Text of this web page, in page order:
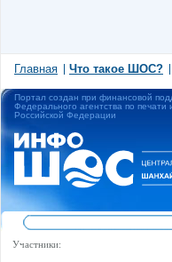
Главная Что такое ШОС?
Портал создан при финансовой
Федерального агентства по
Российской Федерации
Участники: